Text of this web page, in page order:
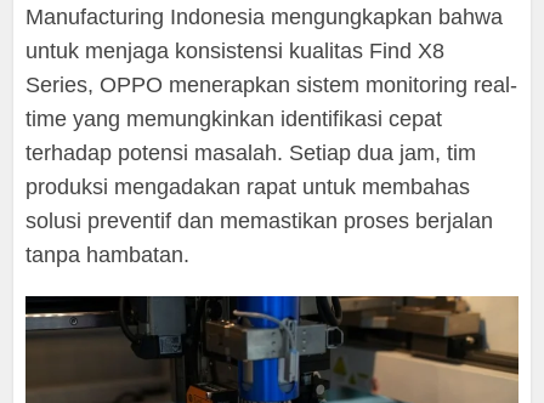
Manufacturing Indonesia mengungkapkan bahwa
untuk menjaga konsistensi kualitas Find X8
Series, OPPO menerapkan sistem monitoring real-
time yang memungkinkan identifikasi cepat
terhadap potensi masalah. Setiap dua jam, tim
produksi mengadakan rapat untuk membahas
solusi preventif dan memastikan proses berjalan
tanpa hambatan.